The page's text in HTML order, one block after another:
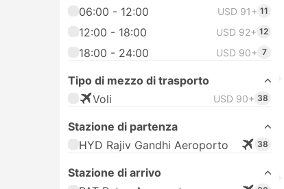
06:00 - 12:00 USD 91+ 11
12:00 - 18:00 USD 92+ 12
18:00 - 24:00 USD 90+ 7
Tipo di mezzo di trasporto
Voli
USD 90+ 38
Stazione di partenza
HYD Rajiv Gandhi Aeroporto
38
Stazione di arrivo